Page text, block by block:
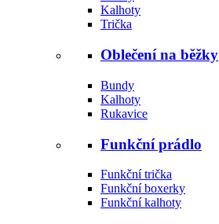
Kalhoty
Trička
Oblečení na běžky
Bundy
Kalhoty
Rukavice
Funkční prádlo
Funkční trička
Funkční boxerky
Funkční kalhoty